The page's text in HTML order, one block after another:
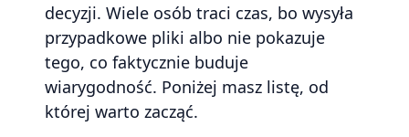
decyzji. Wiele osób traci czas, bo wysyła
przypadkowe pliki albo nie pokazuje
tego, co faktycznie buduje
wiarygodność. Poniżej masz listę, od
której warto zacząć.